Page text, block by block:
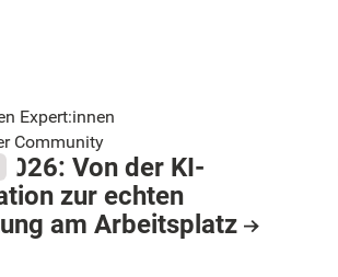
Expert:innen
Community
Von der KI-
zur echten
am Arbeitsplatz